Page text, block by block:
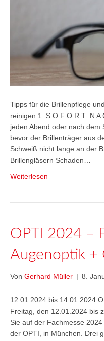
Tipps für die Brillenpflege
reinigen:1. S O F O R T N A
jeden Abend oder nach
bevor der Brillenträger aus
Schweiß nicht lange an der
Brillengläsern Schaden…
Weiterlesen
OPTI 2024 –
Augenoptik +
Von Gerhard Müller | 8.
12.01.2024 bis 14.01.2024
Freitag, den 12.01.2024 bis
Sie auf der Fachmesse
der OPTI, in München. Drei